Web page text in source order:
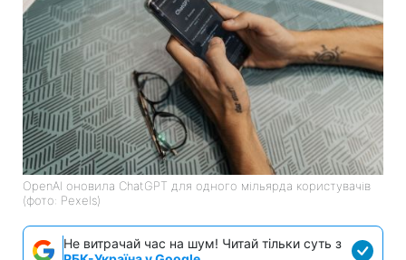
OpenAI оновила ChatGPT для одного мільярда користувачів
(фото: Pexels)
Не витрачай час на шум! Читай тільки суть з